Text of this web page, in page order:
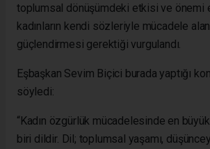
toplumsal dönüşümdeki etkisi ve önemi
kadınların kendi sözleriyle mücadele
güçlendirmesi gerektiği vurgulandı.
Eşbaşkan Sevim Biçici burada yaptığı
söyledi:
“Kadın özgürlük mücadelesinde en büyük
biri dildir. Dil; toplumsal yaşamı,